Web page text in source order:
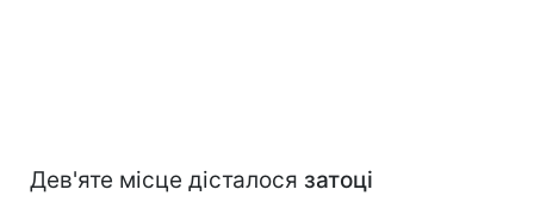
Дев'яте місце дісталося затоці